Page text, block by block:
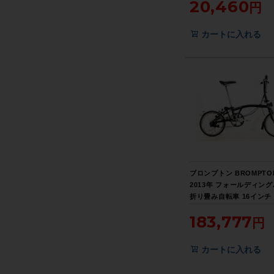
BROMPTON【お買い得
20,460
カートに入れる
ブロンプトン
2013年 フォールディン
折り畳み自転車 16インチ
183,777
カートに入れる